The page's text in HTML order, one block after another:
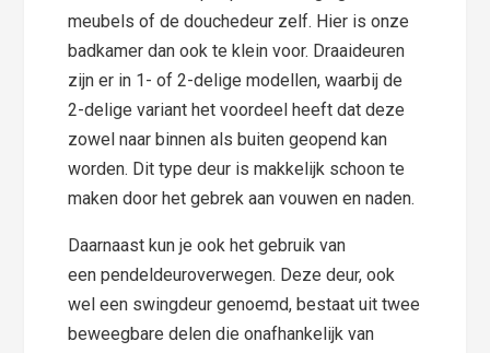
meubels of de douchedeur zelf. Hier is onze
badkamer dan ook te klein voor. Draaideuren
zijn er in 1- of 2-delige modellen, waarbij de
2-delige variant het voordeel heeft dat deze
zowel naar binnen als buiten geopend kan
worden. Dit type deur is makkelijk schoon te
maken door het gebrek aan vouwen en naden.
Daarnaast kun je ook het gebruik van
een pendeldeuroverwegen. Deze deur, ook
wel een swingdeur genoemd, bestaat uit twee
beweegbare delen die onafhankelijk van